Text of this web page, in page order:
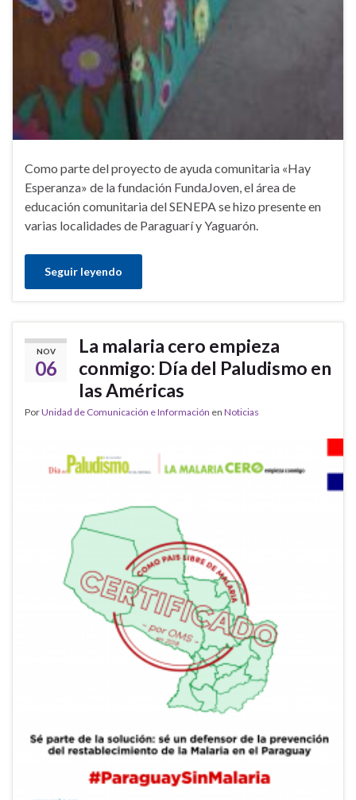
Como parte del proyecto de ayuda comunitaria «Hay
Esperanza» de la fundación FundaJoven, el área de
educación comunitaria del SENEPA se hizo presente en
varias localidades de Paraguarí y Yaguarón.
Seguir leyendo
NOV
06
La malaria cero empieza
conmigo: Día del Paludismo en
las Américas
PorUnidad de Comunicación e Información en Noticias